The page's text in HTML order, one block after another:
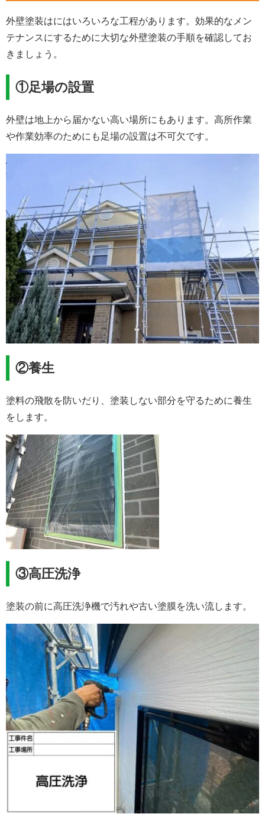
外壁塗装はにはいろいろな工程があります。効果的なメン
テナンスにするために大切な外壁塗装の手順を確認してお
きましょう。
①足場の設置
外壁は地上から届かない高い場所にもあります。高所作業
や作業効率のためにも足場の設置は不可欠です。
②養生
塗料の飛散を防いだり、塗装しない部分を守るために養生
をします。
③高圧洗浄
塗装の前に高圧洗浄機で汚れや古い塗膜を洗い流します。